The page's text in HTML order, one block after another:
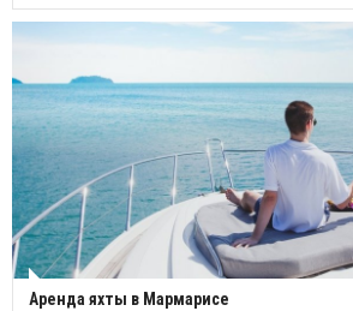
Аренда яхты в Мармарисе